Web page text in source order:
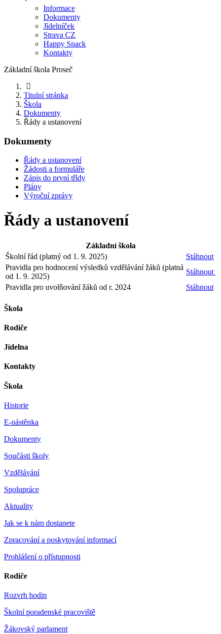
Informace
Dokumenty
Jídelníček
Strava CZ
Happy Snack
Kontakty
Základní škola Proseč
Titulní stránka
Škola
Dokumenty
Řády a ustanovení
Dokumenty
Řády a ustanovení
Žádosti a formuláře
Zápis do první třídy
Plány
Výroční zprávy
Řády a ustanovení
Základní škola
Školní řád (platný od 1. 9. 2025)
Stáhnout
Pravidla pro hodnocení výsledků vzdělávání žáků (platná
od 1. 9. 2025)
Stáhnout
Pravidla pro uvolňování žáků od r. 2024
Stáhnout
Škola
Rodiče
Jídelna
Kontakty
Škola
Historie
E-nástěnka
Dokumenty
Součásti školy
Vzdělávání
Spolupráce
Aktuality
Jak se k nám dostanete
Zpracování a poskytování informací
Prohlášení o přístupnosti
Rodiče
Rozvrh hodin
Školní poradenské pracoviště
Žákovský parlament